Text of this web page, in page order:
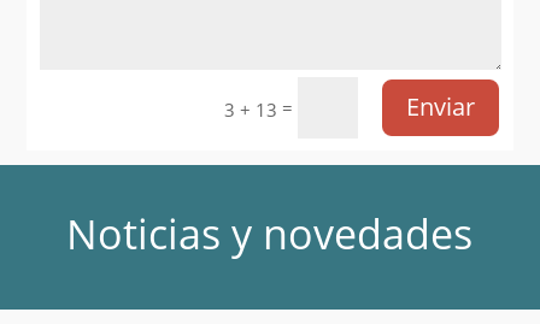
3 + 13 = Enviar
Noticias y novedades